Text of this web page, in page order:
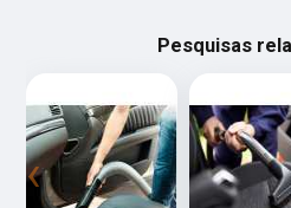
Pesquisas
‹